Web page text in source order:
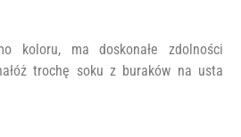
koloru, ma doskonałe zdolności
trochę soku z buraków na usta